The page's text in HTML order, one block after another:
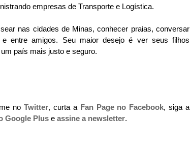
empresas de Transporte e Logística.
nas cidades de Minas, conhecer praias, conversar
entre amigos. Seu maior desejo é ver seus filhos
país mais justo e seguro.
no Twitter, curta a Fan Page no Facebook, siga a
Google Plus e assine a newsletter.